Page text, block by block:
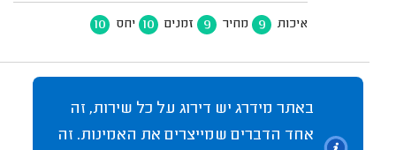
איכות 9 מחיר 9 זמנים 10 יחס 10
באתר מידרג יש דירוג על כל שירות, זה
אחד הדברים שמייצרים את האמינות. זה